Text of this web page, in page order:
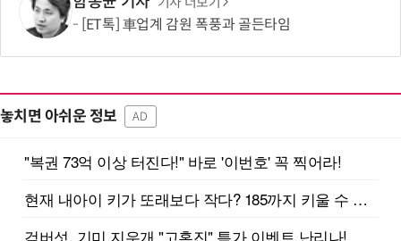
[ET톡] 車업계 감원 폭풍과 골든타임
놓치면 아쉬운 정보 AD